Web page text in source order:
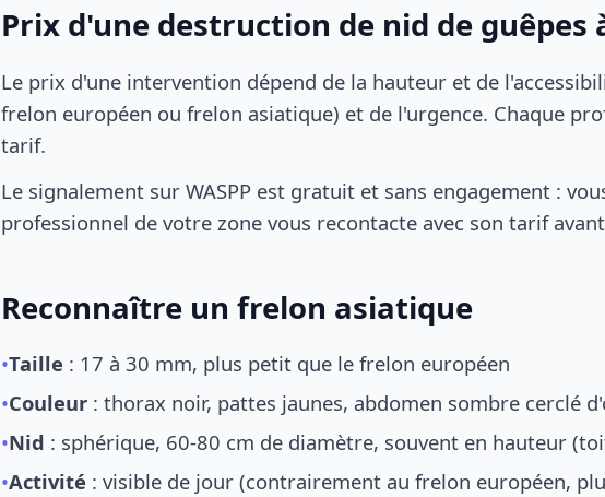
Prix d'une destruction de nid de guêpes
Le prix d'une intervention dépend de la hauteur et de
frelon européen ou frelon asiatique) et de l'urgence. Chaque
tarif.
Le signalement sur WASPP est gratuit et sans engagement :
professionnel de votre zone vous recontacte avec son tarif
Reconnaître un frelon asiatique
•Taille : 17 à 30 mm, plus petit que le frelon européen
•Couleur : thorax noir, pattes jaunes, abdomen sombre cerclé
•Nid : sphérique, 60-80 cm de diamètre, souvent en hauteur
•Activité : visible de jour (contrairement au frelon européen,